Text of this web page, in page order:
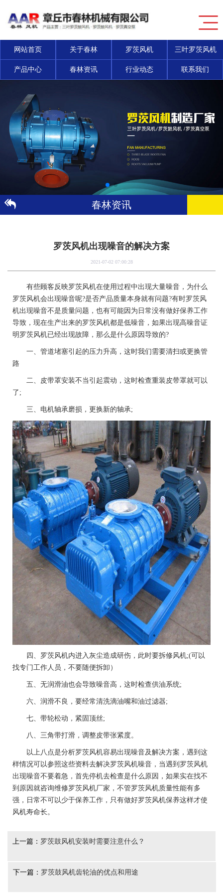
网站首页 关于春林 罗茨风机 三叶罗茨风机
产品中心 春林资讯 行业动态 联系我们
春林资讯
罗茨风机出现噪音的解决方案
2021-07-02 07:00:28
有些顾客反映罗茨风机在使用过程中出现大量噪音，为什么
罗茨风机会出现噪音呢?是否产品质量本身就有问题?有时罗茨风
机出现噪音不是质量问题，也有可能因为日常没有做好保养工作
导致，现在生产出来的罗茨风机都是低噪音，如果出现高噪音证
明罗茨风机已经出现故障，那么是什么原因导致的?
一、管道堵塞引起的压力升高，这时我们需要清扫或更换管
路
二、皮带罩安装不当引起震动，这时检查重装皮带罩就可以
了;
三、电机轴承磨损，更换新的轴承;
四、罗茨风机内进入灰尘造成研伤，此时要拆修风机;(可以
找专门工作人员，不要随便拆卸）
五、无润滑油也会导致噪音高，这时检查供油系统;
六、润滑不良，要经常清洗滴油嘴和油过滤器;
七、带轮松动，紧固顶丝;
八、三角带打滑，调整皮带张紧度。
以上八点是分析罗茨风机容易出现噪音及解决方案，遇到这
样情况可以参照这些资料去解决罗茨风机噪音，当遇到罗茨风机
出现噪音不要着急，首先停机去检查是什么原因，如果实在找不
到原因就咨询维修罗茨风机厂家，不管罗茨风机质量性能有多
强，日常不可以少于保养工作，只有做好罗茨风机保养这样才使
风机寿命长。
上一篇： 罗茨鼓风机安装时需要注意什么？
下一篇： 罗茨鼓风机齿轮油的优点和用途